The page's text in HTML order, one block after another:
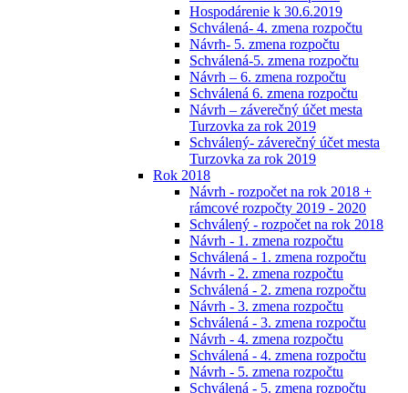
Hospodárenie k 30.6.2019
Schválená- 4. zmena rozpočtu
Návrh- 5. zmena rozpočtu
Schválená-5. zmena rozpočtu
Návrh – 6. zmena rozpočtu
Schválená 6. zmena rozpočtu
Návrh – záverečný účet mesta
Turzovka za rok 2019
Schválený- záverečný účet mesta
Turzovka za rok 2019
Rok 2018
Návrh - rozpočet na rok 2018 +
rámcové rozpočty 2019 - 2020
Schválený - rozpočet na rok 2018
Návrh - 1. zmena rozpočtu
Schválená - 1. zmena rozpočtu
Návrh - 2. zmena rozpočtu
Schválená - 2. zmena rozpočtu
Návrh - 3. zmena rozpočtu
Schválená - 3. zmena rozpočtu
Návrh - 4. zmena rozpočtu
Schválená - 4. zmena rozpočtu
Návrh - 5. zmena rozpočtu
Schválená - 5. zmena rozpočtu